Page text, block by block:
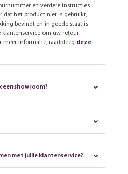
en verdere instructies
dat het product niet is gebruikt,
bevindt en in goede staat is.
klantenservice om uw retour
meer informatie, raadpleeg deze
showroom?
met jullie klantenservice?